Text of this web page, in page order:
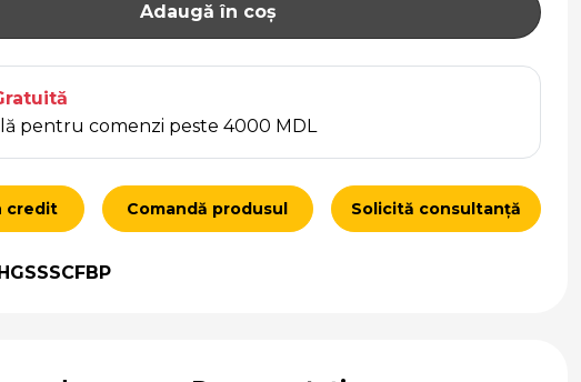
Adaugă în coș
pentru comenzi peste 4000 MDL
credit Comandă produsul Solicită consultanță